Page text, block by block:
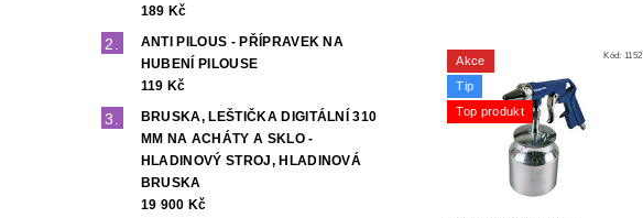
189 Kč
ANTI PILOUS - PŘÍPRAVEK NA
HUBENÍ PILOUSE
119 Kč
BRUSKA, LEŠTIČKA DIGITÁLNÍ 310
MM NA ACHÁTY A SKLO -
HLADINOVÝ STROJ, HLADINOVÁ
BRUSKA
19 900 Kč
Akce
Tip
Top produkt
Kód:1152